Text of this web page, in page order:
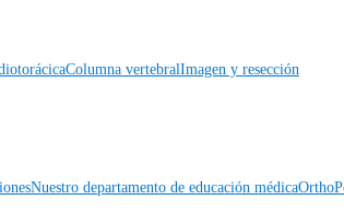
Columna vertebralImagen y resección
Nuestro departamento de educación médica